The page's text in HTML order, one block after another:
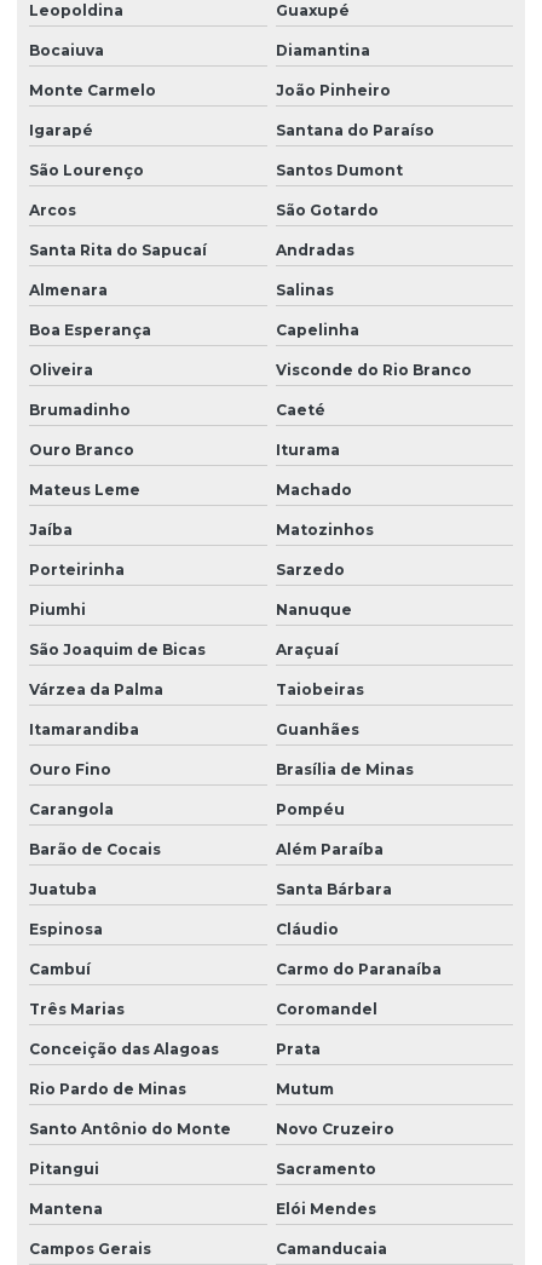
Serviços de automação para indústrias
Soluções de automação industrial
Soluções de ihm para controle industrial
Soluções ihm para operadores
Soluções de interface ihm personalizadas
Soluções de retrofit de automação industrial
Válvulas proporcionais em es
Leopoldina Guaxupé
Bocaiuva Diamantina
Monte Carmelo João Pinheiro
Igarapé Santana do Paraíso
São Lourenço Santos Dumont
Arcos São Gotardo
Santa Rita do Sapucaí Andradas
Almenara Salinas
Boa Esperança Capelinha
Oliveira Visconde do Rio Branco
Brumadinho Caeté
Ouro Branco Iturama
Mateus Leme Machado
Jaíba Matozinhos
Porteirinha Sarzedo
Piumhi Nanuque
São Joaquim de Bicas Araçuaí
Várzea da Palma Taiobeiras
Itamarandiba Guanhães
Ouro Fino Brasília de Minas
Carangola Pompéu
Barão de Cocais Além Paraíba
Juatuba Santa Bárbara
Espinosa Cláudio
Cambuí Carmo do Paranaíba
Três Marias Coromandel
Conceição das Alagoas Prata
Rio Pardo de Minas Mutum
Santo Antônio do Monte Novo Cruzeiro
Pitangui Sacramento
Mantena Elói Mendes
Campos Gerais Camanducaia